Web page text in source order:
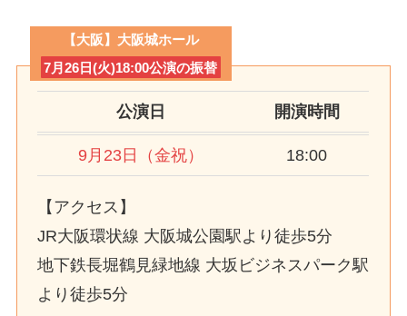
【大阪】大阪城ホール
7月26日(火)18:00公演の振替
公演日 開演時間
9月23日（金祝） 18:00
【アクセス】
JR大阪環状線 大阪城公園駅より徒歩5分
地下鉄長堀鶴見緑地線 大坂ビジネスパーク駅
より徒歩5分